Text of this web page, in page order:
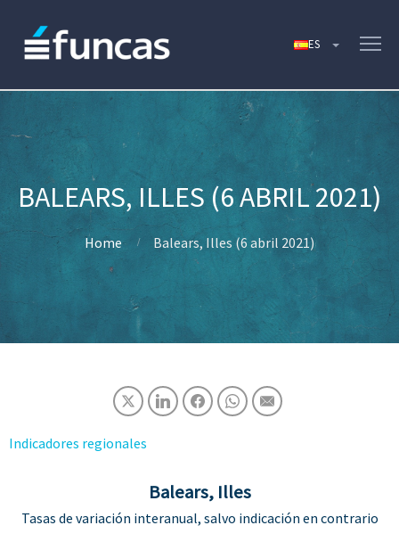
BALEARS, ILLES (6 ABRIL 2021)
Home Balears, Illes (6 abril 2021)
Indicadores regionales
Balears, Illes
Tasas de variación interanual, salvo indicación en contrario